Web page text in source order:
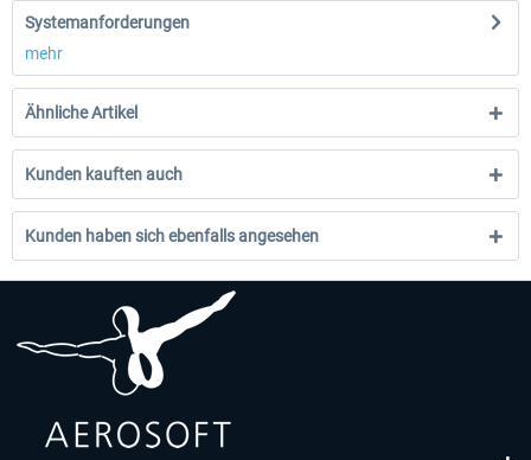
Systemanforderungen
mehr
Ähnliche Artikel
Kunden kauften auch
Kunden haben sich ebenfalls angesehen